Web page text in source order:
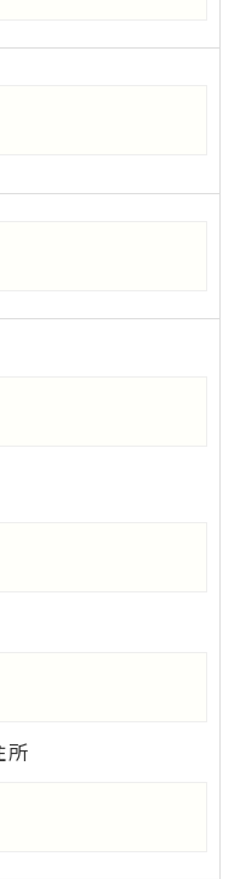
所